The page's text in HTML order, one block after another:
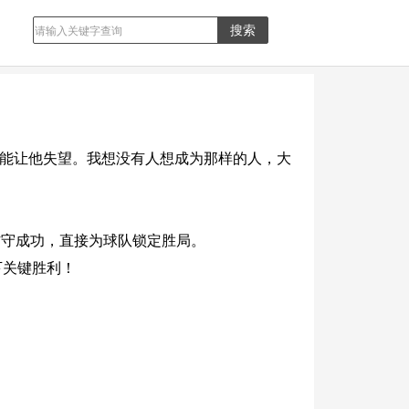
让他失望。我想没有人想成为那样的人，大
成功，直接为球队锁定胜局。
键胜利！